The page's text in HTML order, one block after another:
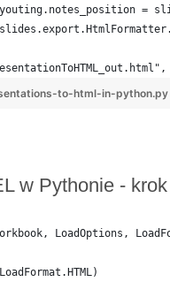
=
to-html-in-python.py
w Pythonie -
LoadOptions,